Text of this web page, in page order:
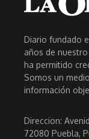
Diario fundado
años de
ha permitido
Somos un
información
Direccion:
72080 Puebla,